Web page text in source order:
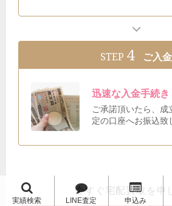
STEP 4 ご入金
迅速な入金手続き
ご承諾頂いたら、成
定の口座へお振込致
今すぐ宅配買取を申
実績検索 LINE査定 申込み